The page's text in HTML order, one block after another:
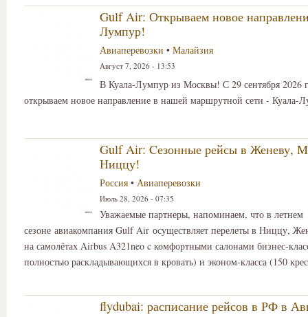
Gulf Air: Открываем новое
Лумпур!
Авиаперевозки • Малайзия
Август 7, 2026 - 13:53
В Куала-Лумпур из Москвы! С 29 сентября 2026
открываем новое направление в нашей маршрутной сети - Куала-
Gulf Air: Cезонные рейсы в Женеву,
Ниццу!
Россия • Авиаперевозки
Июль 28, 2026 - 07:35
Уважаемые партнеры, напоминаем, что в летнем
сезоне авиакомпания Gulf Air осуществляет перелеты в Ниццу,
на самолётах Airbus A321neo c комфортными салонами бизнес-
полностью раскладывающихся в кровать) и эконом-класса (150
flydubai: расписание рейсов в РФ в